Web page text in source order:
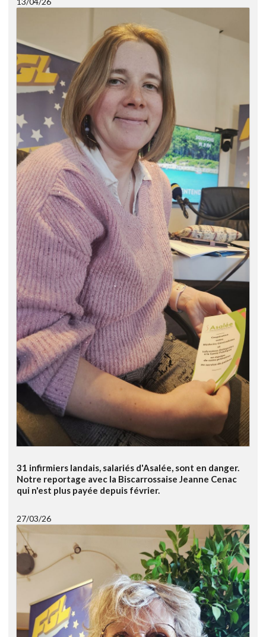
31 infirmiers landais, salariés d'Asalée, sont en danger.
Notre reportage avec la Biscarrossaise Jeanne Cenac
qui n'est plus payée depuis février.
27/03/26